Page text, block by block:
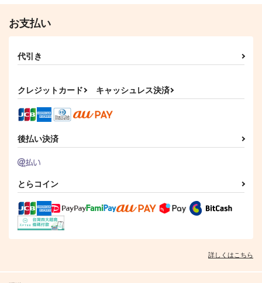
お支払い
代引き
クレジットカード キャッシュレス決済
後払い決済
とらコイン
詳しくはこちら